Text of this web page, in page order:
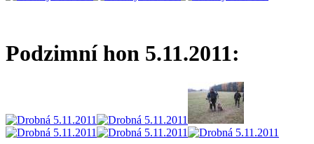
Podzimní hon 5.11.2011: